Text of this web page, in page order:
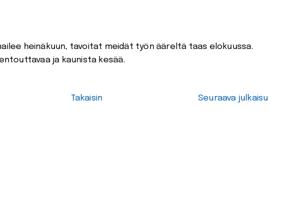
heinäkuun, tavoitat meidät työn ääreltä taas elokuussa.
ja kaunista kesää.
Takaisin Seuraava julkaisu